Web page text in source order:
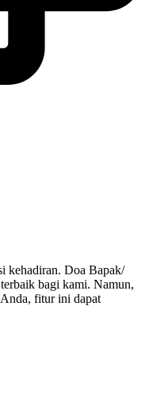
kehadiran. Doa Bapak/
bagi kami. Namun,
fitur ini dapat